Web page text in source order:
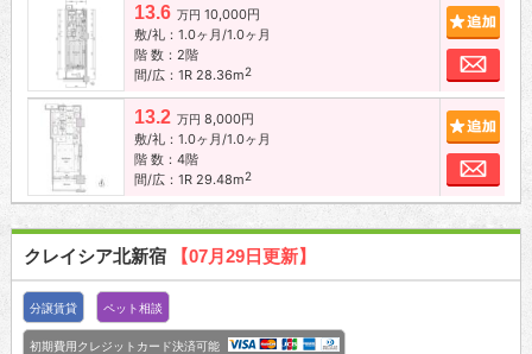
13.6 万円 10,000円
敷/礼：1.0ヶ月/1.0ヶ月
階 数：2階
間/広：1R 28.36m2
お
13.2 万円 8,000円
敷/礼：1.0ヶ月/1.0ヶ月
階 数：4階
間/広：1R 29.48m2
お
クレイシア北新宿 【07月29日更新】
分譲賃貸 ペット相談
初期費用クレジットカード決済可能